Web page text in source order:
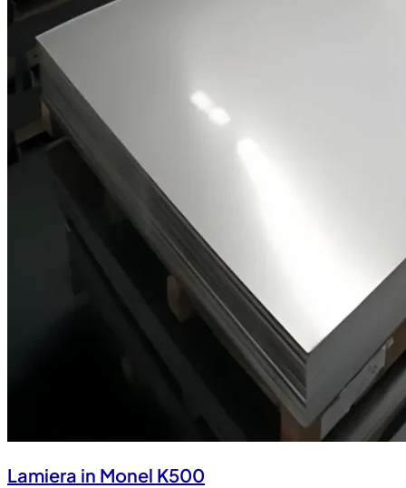
Lamiera in Monel K500